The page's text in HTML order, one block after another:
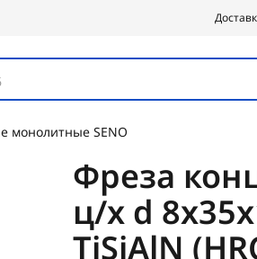
монолитные SENO
Фреза
ц/х d
TiSiAlN